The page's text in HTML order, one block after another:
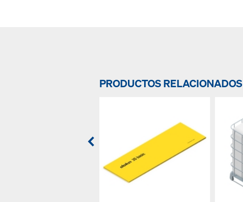
PRODUCTOS RELACIONADOS